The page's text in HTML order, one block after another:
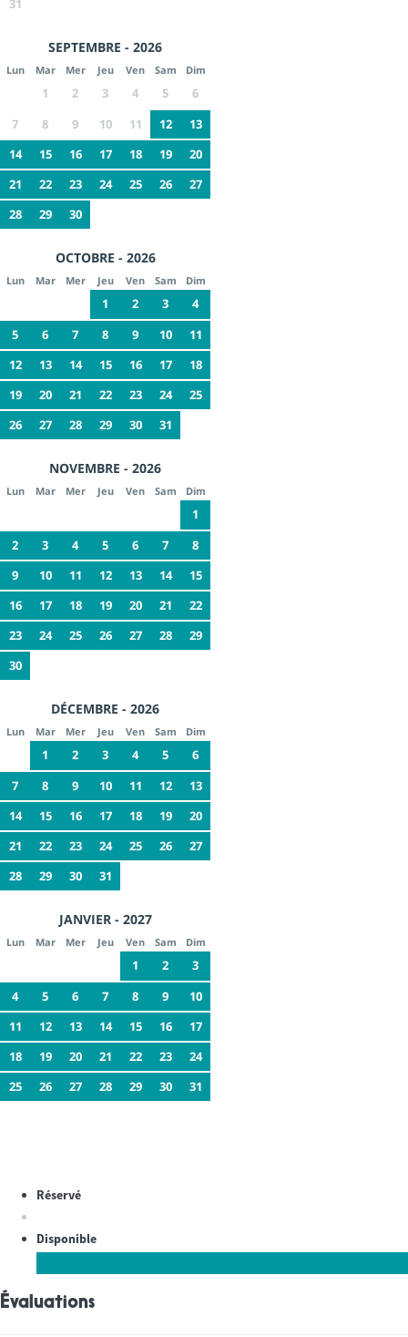
31
SEPTEMBRE - 2026
Lun Mar Mer Jeu Ven Sam Dim
1 2 3 4 5
6
7
8 9 10 11 12
13
14
15 16 17 18 19
20
21
22 23 24 25 26
27
28
29 30
OCTOBRE - 2026
Lun Mar Mer Jeu Ven Sam Dim
1 2 3
4
5
6 7 8 9 10
11
12
13 14 15 16 17
18
19
20 21 22 23 24
25
26
27 28 29 30 31
NOVEMBRE - 2026
Lun Mar Mer Jeu Ven Sam Dim
1
2
3 4 5 6 7
8
9
10 11 12 13 14
15
16
17 18 19 20 21
22
23
24 25 26 27 28
29
30
DÉCEMBRE - 2026
Lun Mar Mer Jeu Ven Sam Dim
1 2 3 4 5
6
7
8 9 10 11 12
13
14
15 16 17 18 19
20
21
22 23 24 25 26
27
28
29 30 31
JANVIER - 2027
Lun Mar Mer Jeu Ven Sam Dim
1 2
3
4
5 6 7 8 9
10
11
12 13 14 15 16
17
18
19 20 21 22 23
24
25
26 27 28 29 30 31
Réservé
Disponible
Évaluations